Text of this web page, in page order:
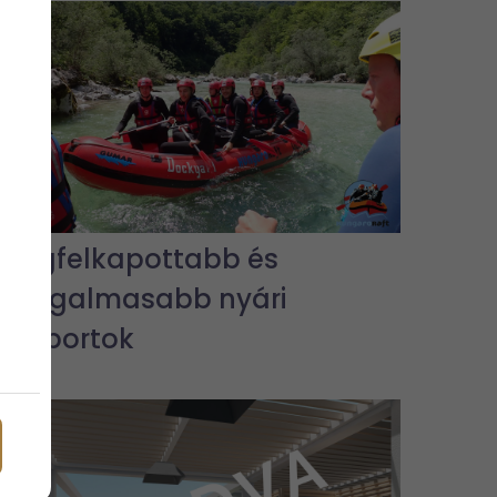
A legfelkapottabb és
legizgalmasabb nyári
vízisportok